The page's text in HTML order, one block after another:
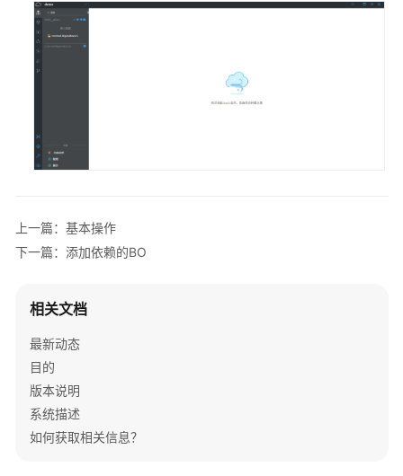
加
入
应
用
上一篇：基本操作
下一篇：添加依赖的BO
相关文档
最新动态
目的
版本说明
系统描述
如何获取相关信息？